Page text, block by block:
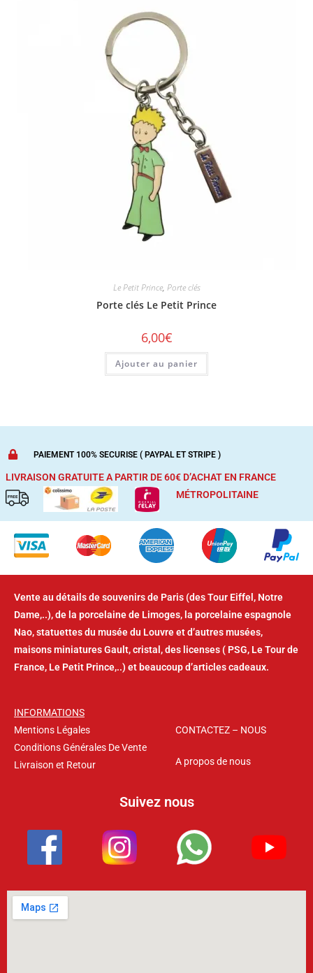
Le Petit Prince, Porte clés
Porte clés Le Petit Prince
6,00€
Ajouter au panier
PAIEMENT 100% SECURISE ( PAYPAL ET STRIPE )
LIVRAISON GRATUITE A PARTIR DE 60€ D’ACHAT EN FRANCE
MÉTROPOLITAINE
Vente au détails de souvenirs de Paris (des Tour Eiffel, Notre
Dame,..), de la porcelaine de Limoges, la porcelaine espagnole
Nao, statuettes du musée du Louvre et d’autres musées,
maisons miniatures Gault, cristal, des licenses ( PSG, Le Tour de
France, Le Petit Prince,..) et beaucoup d’articles cadeaux.
INFORMATIONS
Mentions Légales
Conditions Générales De Vente
Livraison et Retour
CONTACTEZ – NOUS
A propos de nous
Suivez nous